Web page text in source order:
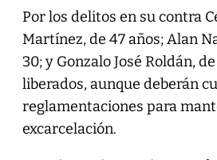
Por los delitos en su contra
Martínez, de 47 años; Alan
30; y Gonzalo José Roldán,
liberados, aunque deberán
reglamentaciones para
excarcelación.